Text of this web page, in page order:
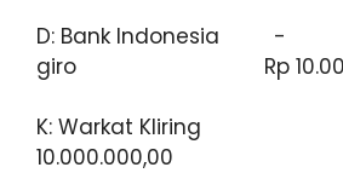
D: Bank Indonesia -
giro Rp
K: Warkat
10.000.000,00